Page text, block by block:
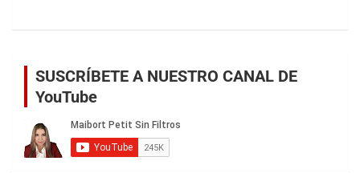
SUSCRÍBETE A NUESTRO CANAL DE
YouTube